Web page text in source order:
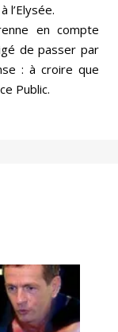
l’Elysée.
en compte
de passer par
: à croire que
Public.